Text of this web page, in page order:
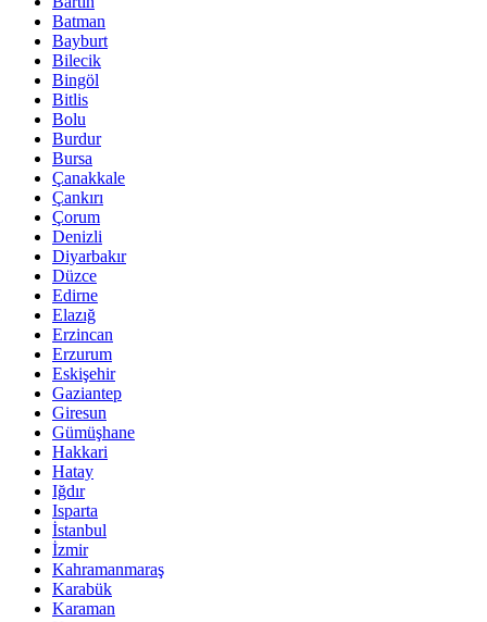
Batman
Bayburt
Bilecik
Bingöl
Bitlis
Bolu
Burdur
Bursa
Çanakkale
Çankırı
Çorum
Denizli
Diyarbakır
Düzce
Edirne
Elazığ
Erzincan
Erzurum
Eskişehir
Gaziantep
Giresun
Gümüşhane
Hakkari
Hatay
Iğdır
Isparta
İstanbul
İzmir
Kahramanmaraş
Karabük
Karaman